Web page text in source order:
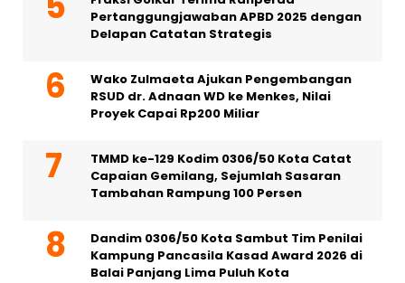
Pertanggungjawaban APBD 2025 dengan
Delapan Catatan Strategis
Wako Zulmaeta Ajukan Pengembangan
RSUD dr. Adnaan WD ke Menkes, Nilai
Proyek Capai Rp200 Miliar
TMMD ke-129 Kodim 0306/50 Kota Catat
Capaian Gemilang, Sejumlah Sasaran
Tambahan Rampung 100 Persen
Dandim 0306/50 Kota Sambut Tim Penilai
Kampung Pancasila Kasad Award 2026 di
Balai Panjang Lima Puluh Kota